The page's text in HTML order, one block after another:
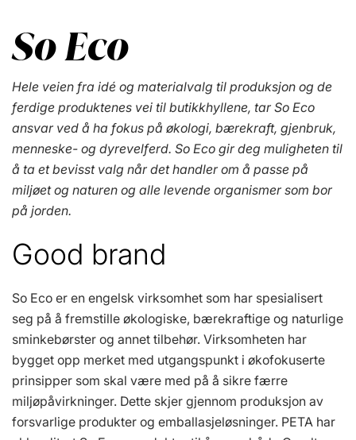
So Eco
Hele veien fra idé og materialvalg til produksjon og de
ferdige produktenes vei til butikkhyllene, tar So Eco
ansvar ved å ha fokus på økologi, bærekraft, gjenbruk,
menneske- og dyrevelferd. So Eco gir deg muligheten til
å ta et bevisst valg når det handler om å passe på
miljøet og naturen og alle levende organismer som bor
på jorden.
Good brand
So Eco er en engelsk virksomhet som har spesialisert
seg på å fremstille økologiske, bærekraftige og naturlige
sminkebørster og annet tilbehør. Virksomheten har
bygget opp merket med utgangspunkt i økofokuserte
prinsipper som skal være med på å sikre færre
miljøpåvirkninger. Dette skjer gjennom produksjon av
forsvarlige produkter og emballasjeløsninger. PETA har